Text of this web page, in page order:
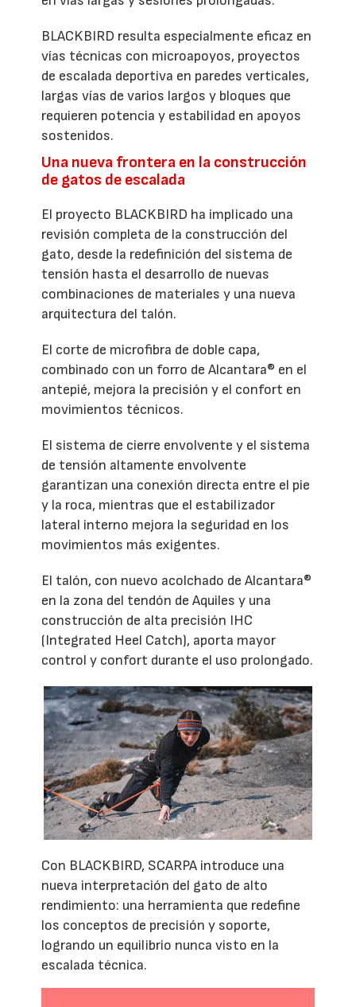
BLACKBIRD resulta especialmente eficaz en
vías técnicas con microapoyos, proyectos
de escalada deportiva en paredes verticales,
largas vías de varios largos y bloques que
requieren potencia y estabilidad en apoyos
sostenidos.
Una nueva frontera en la construcción
de gatos de escalada
El proyecto BLACKBIRD ha implicado una
revisión completa de la construcción del
gato, desde la redefinición del sistema de
tensión hasta el desarrollo de nuevas
combinaciones de materiales y una nueva
arquitectura del talón.
El corte de microfibra de doble capa,
combinado con un forro de Alcantara® en el
antepié, mejora la precisión y el confort en
movimientos técnicos.
El sistema de cierre envolvente y el sistema
de tensión altamente envolvente
garantizan una conexión directa entre el pie
y la roca, mientras que el estabilizador
lateral interno mejora la seguridad en los
movimientos más exigentes.
El talón, con nuevo acolchado de Alcantara®
en la zona del tendón de Aquiles y una
construcción de alta precisión IHC
(Integrated Heel Catch), aporta mayor
control y confort durante el uso prolongado.
Con BLACKBIRD, SCARPA introduce una
nueva interpretación del gato de alto
rendimiento: una herramienta que redefine
los conceptos de precisión y soporte,
logrando un equilibrio nunca visto en la
escalada técnica.